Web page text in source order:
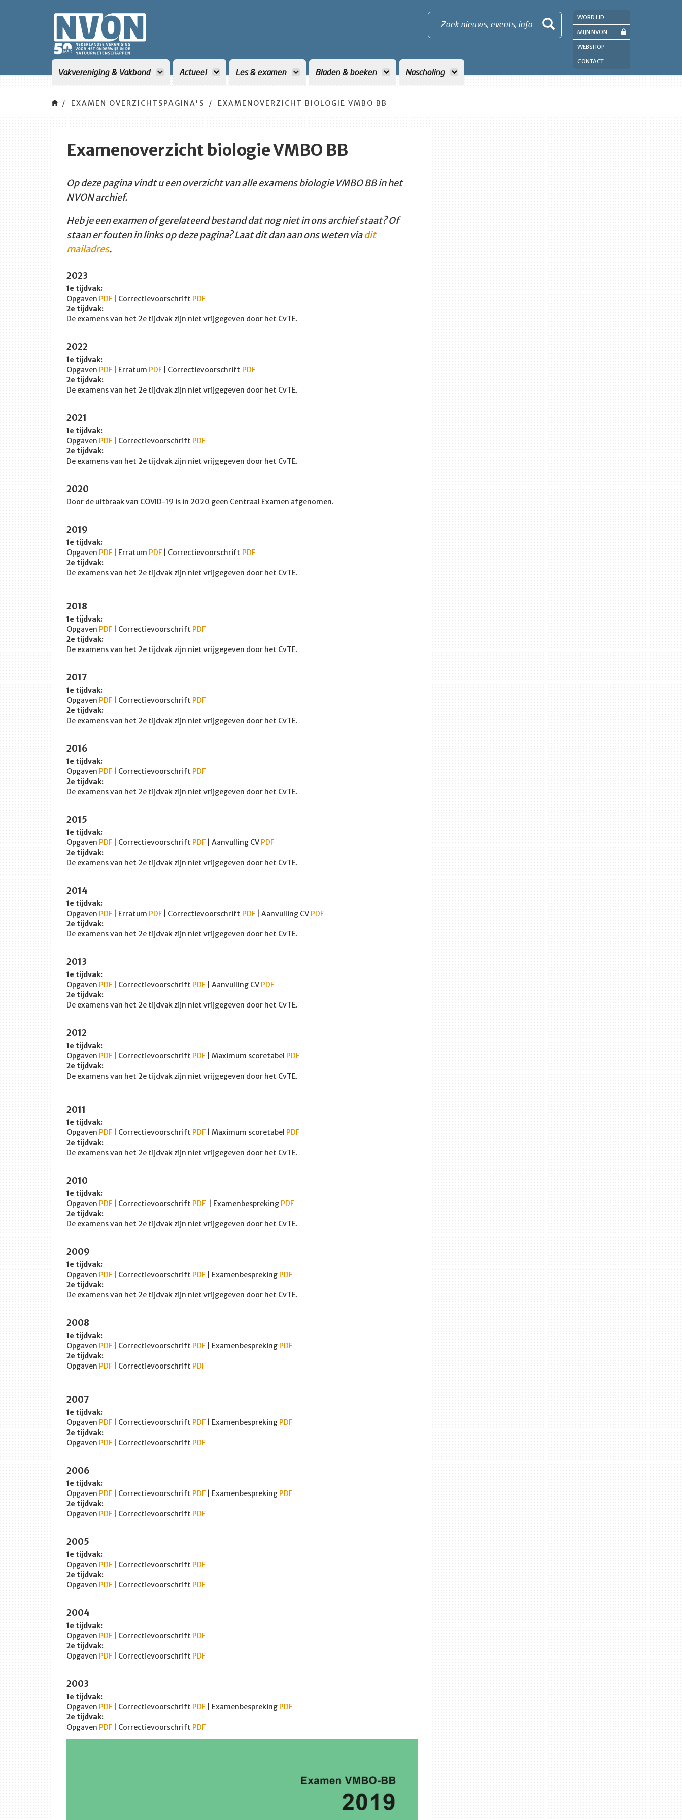
Zoek nieuws, events, info
Vakvereniging & Vakbond Actueel Les & examen Bladen & boeken Nascholing
WORD LID
MIJN NVON
WEBSHOP
CONTACT
EXAMEN OVERZICHTSPAGINA'S EXAMENOVERZICHT BIOLOGIE VMBO BB
Examenoverzicht biologie VMBO BB
Op deze pagina vindt u een overzicht van alle examens biologie VMBO BB in het
NVON archief.
Heb je een examen of gerelateerd bestand dat nog niet in ons archief staat? Of
staan er fouten in links op deze pagina? Laat dit dan aan ons weten viadit
mailadres.
2023
1e tijdvak:
Opgaven PDF | Correctievoorschrift PDF
2e tijdvak:
De examens van het 2e tijdvak zijn niet vrijgegeven door het CvTE.
2022
1e tijdvak:
Opgaven PDF | Erratum PDF | Correctievoorschrift PDF
2e tijdvak:
De examens van het 2e tijdvak zijn niet vrijgegeven door het CvTE.
2021
1e tijdvak:
Opgaven PDF | Correctievoorschrift PDF
2e tijdvak:
De examens van het 2e tijdvak zijn niet vrijgegeven door het CvTE.
2020
Door de uitbraak van COVID-19 is in 2020 geen Centraal Examen afgenomen.
2019
1e tijdvak:
Opgaven PDF | Erratum PDF | Correctievoorschrift PDF
2e tijdvak:
De examens van het 2e tijdvak zijn niet vrijgegeven door het CvTE.
2018
1e tijdvak:
Opgaven PDF | Correctievoorschrift PDF
2e tijdvak:
De examens van het 2e tijdvak zijn niet vrijgegeven door het CvTE.
2017
1e tijdvak:
Opgaven PDF | Correctievoorschrift PDF
2e tijdvak:
De examens van het 2e tijdvak zijn niet vrijgegeven door het CvTE.
2016
1e tijdvak:
Opgaven PDF | Correctievoorschrift PDF
2e tijdvak:
De examens van het 2e tijdvak zijn niet vrijgegeven door het CvTE.
2015
1e tijdvak:
Opgaven PDF | Correctievoorschrift PDF | Aanvulling CV PDF
2e tijdvak:
De examens van het 2e tijdvak zijn niet vrijgegeven door het CvTE.
2014
1e tijdvak:
Opgaven PDF | Erratum PDF | Correctievoorschrift PDF | Aanvulling CV PDF
2e tijdvak:
De examens van het 2e tijdvak zijn niet vrijgegeven door het CvTE.
2013
1e tijdvak:
Opgaven PDF | Correctievoorschrift PDF | Aanvulling CV PDF
2e tijdvak:
De examens van het 2e tijdvak zijn niet vrijgegeven door het CvTE.
2012
1e tijdvak:
Opgaven PDF | Correctievoorschrift PDF | Maximum scoretabel PDF
2e tijdvak:
De examens van het 2e tijdvak zijn niet vrijgegeven door het CvTE.
2011
1e tijdvak:
Opgaven PDF | Correctievoorschrift PDF | Maximum scoretabel PDF
2e tijdvak:
De examens van het 2e tijdvak zijn niet vrijgegeven door het CvTE.
2010
1e tijdvak:
Opgaven PDF | Correctievoorschrift PDF | Examenbespreking PDF
2e tijdvak:
De examens van het 2e tijdvak zijn niet vrijgegeven door het CvTE.
2009
1e tijdvak:
Opgaven PDF | Correctievoorschrift PDF | Examenbespreking PDF
2e tijdvak:
De examens van het 2e tijdvak zijn niet vrijgegeven door het CvTE.
2008
1e tijdvak:
Opgaven PDF | Correctievoorschrift PDF | Examenbespreking PDF
2e tijdvak:
Opgaven PDF | Correctievoorschrift PDF
2007
1e tijdvak:
Opgaven PDF | Correctievoorschrift PDF | Examenbespreking PDF
2e tijdvak:
Opgaven PDF | Correctievoorschrift PDF
2006
1e tijdvak:
Opgaven PDF | Correctievoorschrift PDF | Examenbespreking PDF
2e tijdvak:
Opgaven PDF | Correctievoorschrift PDF
2005
1e tijdvak:
Opgaven PDF | Correctievoorschrift PDF
2e tijdvak:
Opgaven PDF | Correctievoorschrift PDF
2004
1e tijdvak:
Opgaven PDF | Correctievoorschrift PDF
2e tijdvak:
Opgaven PDF | Correctievoorschrift PDF
2003
1e tijdvak:
Opgaven PDF | Correctievoorschrift PDF | Examenbespreking PDF
2e tijdvak:
Opgaven PDF | Correctievoorschrift PDF